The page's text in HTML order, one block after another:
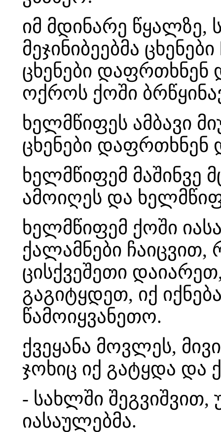
იმ მდინარე წყალზე,
მეჯინიბეებმა
ცხენები
ოქროს ქოში
ხელმწიფეს ამბავი
ცხენები
ხელმწიფემ მაშინვე
ამოიღეს და
ხელმწიფემ ქოში
ქალამნები ჩაიცვით,
ცისქვეშეთი
გაგიტყდეთ, იქ
წამოიყვანეთო.
ქვეყანა მოვლეს,
ჯოხიც იქ გატყდა და
- სახლში
იასაულებმა.